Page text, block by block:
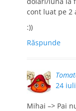
cont luat pe 2
:))
Răspunde
24
Mihai –> Pai